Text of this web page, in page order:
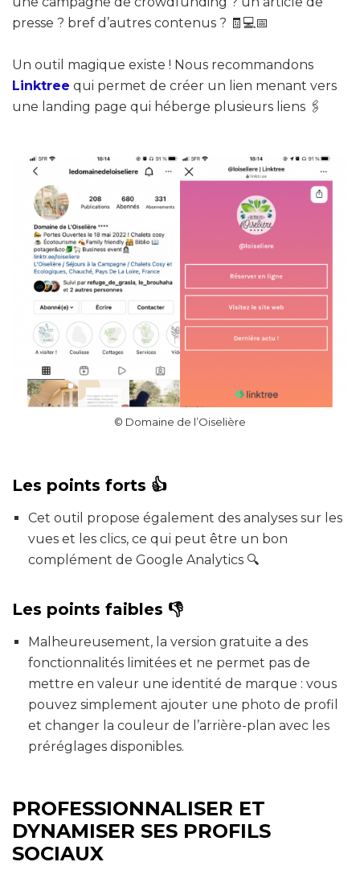
presse ? bref d’autres contenus ? 🧾💻📅
Un outil magique existe ! Nous recommandons
Linktree qui permet de créer un lien menant vers
une landing page qui héberge plusieurs liens 🖇
© Domaine de l’Oiselière
Les points forts 👍
Cet outil propose également des analyses sur les
vues et les clics, ce qui peut être un bon
complément de Google Analytics 🔍
Les points faibles 👎
Malheureusement, la version gratuite a des
fonctionnalités limitées et ne permet pas de
mettre en valeur une identité de marque : vous
pouvez simplement ajouter une photo de profil
et changer la couleur de l’arrière-plan avec les
préréglages disponibles.
PROFESSIONNALISER ET
DYNAMISER SES PROFILS
SOCIAUX